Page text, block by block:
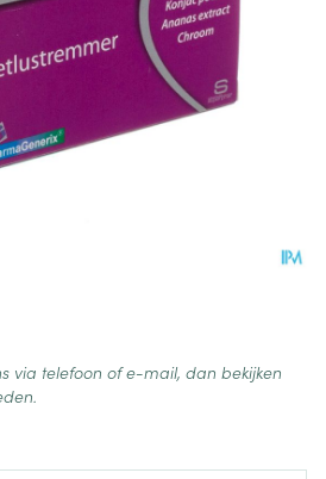
via telefoon of e-mail, dan bekijken